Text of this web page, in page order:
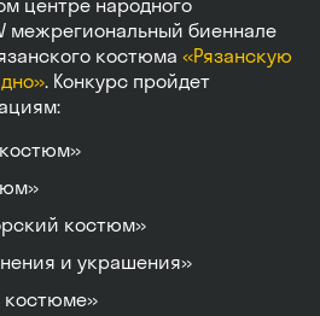
центре народного
межрегиональный биеннале
костюма «Рязанскую
. Конкурс пройдет
костюм»
и украшения»
костюме»